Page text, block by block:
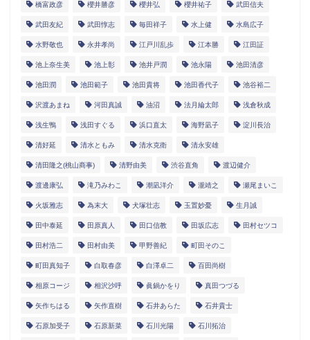
橋富政彦 櫻井勝彦 櫻井弘 櫻井祐子 武田信夫
武田友紀 武田惇志 毎田祥子 水上健 水島広子
水野敬也 永井孝尚 江戸川乱歩 江本勝 江田証
池上奈生美 池上彰 池井戸潤 池永陽 池田清彦
池田潤 池田範子 池田貴将 池田香代子 池谷裕二
沢渡あまね 河田真誠 油沼 法月綸太郎 浅倉秋成
浅生鴨 浅田すぐる 浜口直太 海野凪子 淀川長治
清好延 清水ともみ 清水克衛 清永安雄
清田隆之(桃山商事) 清野由美 渋谷直角 渡辺健介
渡邊康弘 滝乃みわこ 潮凪洋介 瀧靖之 瀬尾まいこ
火坂雅志 為末大 犬塚壮志 玉置妙憂 生月誠
田中泰延 田原真人 田口信教 田坂広志 田村セツコ
田村浩二 田村由美 甲野善紀 町田そのこ
町田真知子 白取春彦 白澤卓二 百田尚樹
相原コージ 相沢沙呼 眞鍋かをり 真田つづる
矢作ちはる 矢作直樹 石井あらた 石井貴士
石原加受子 石原新菜 石川光陽 石川拓治